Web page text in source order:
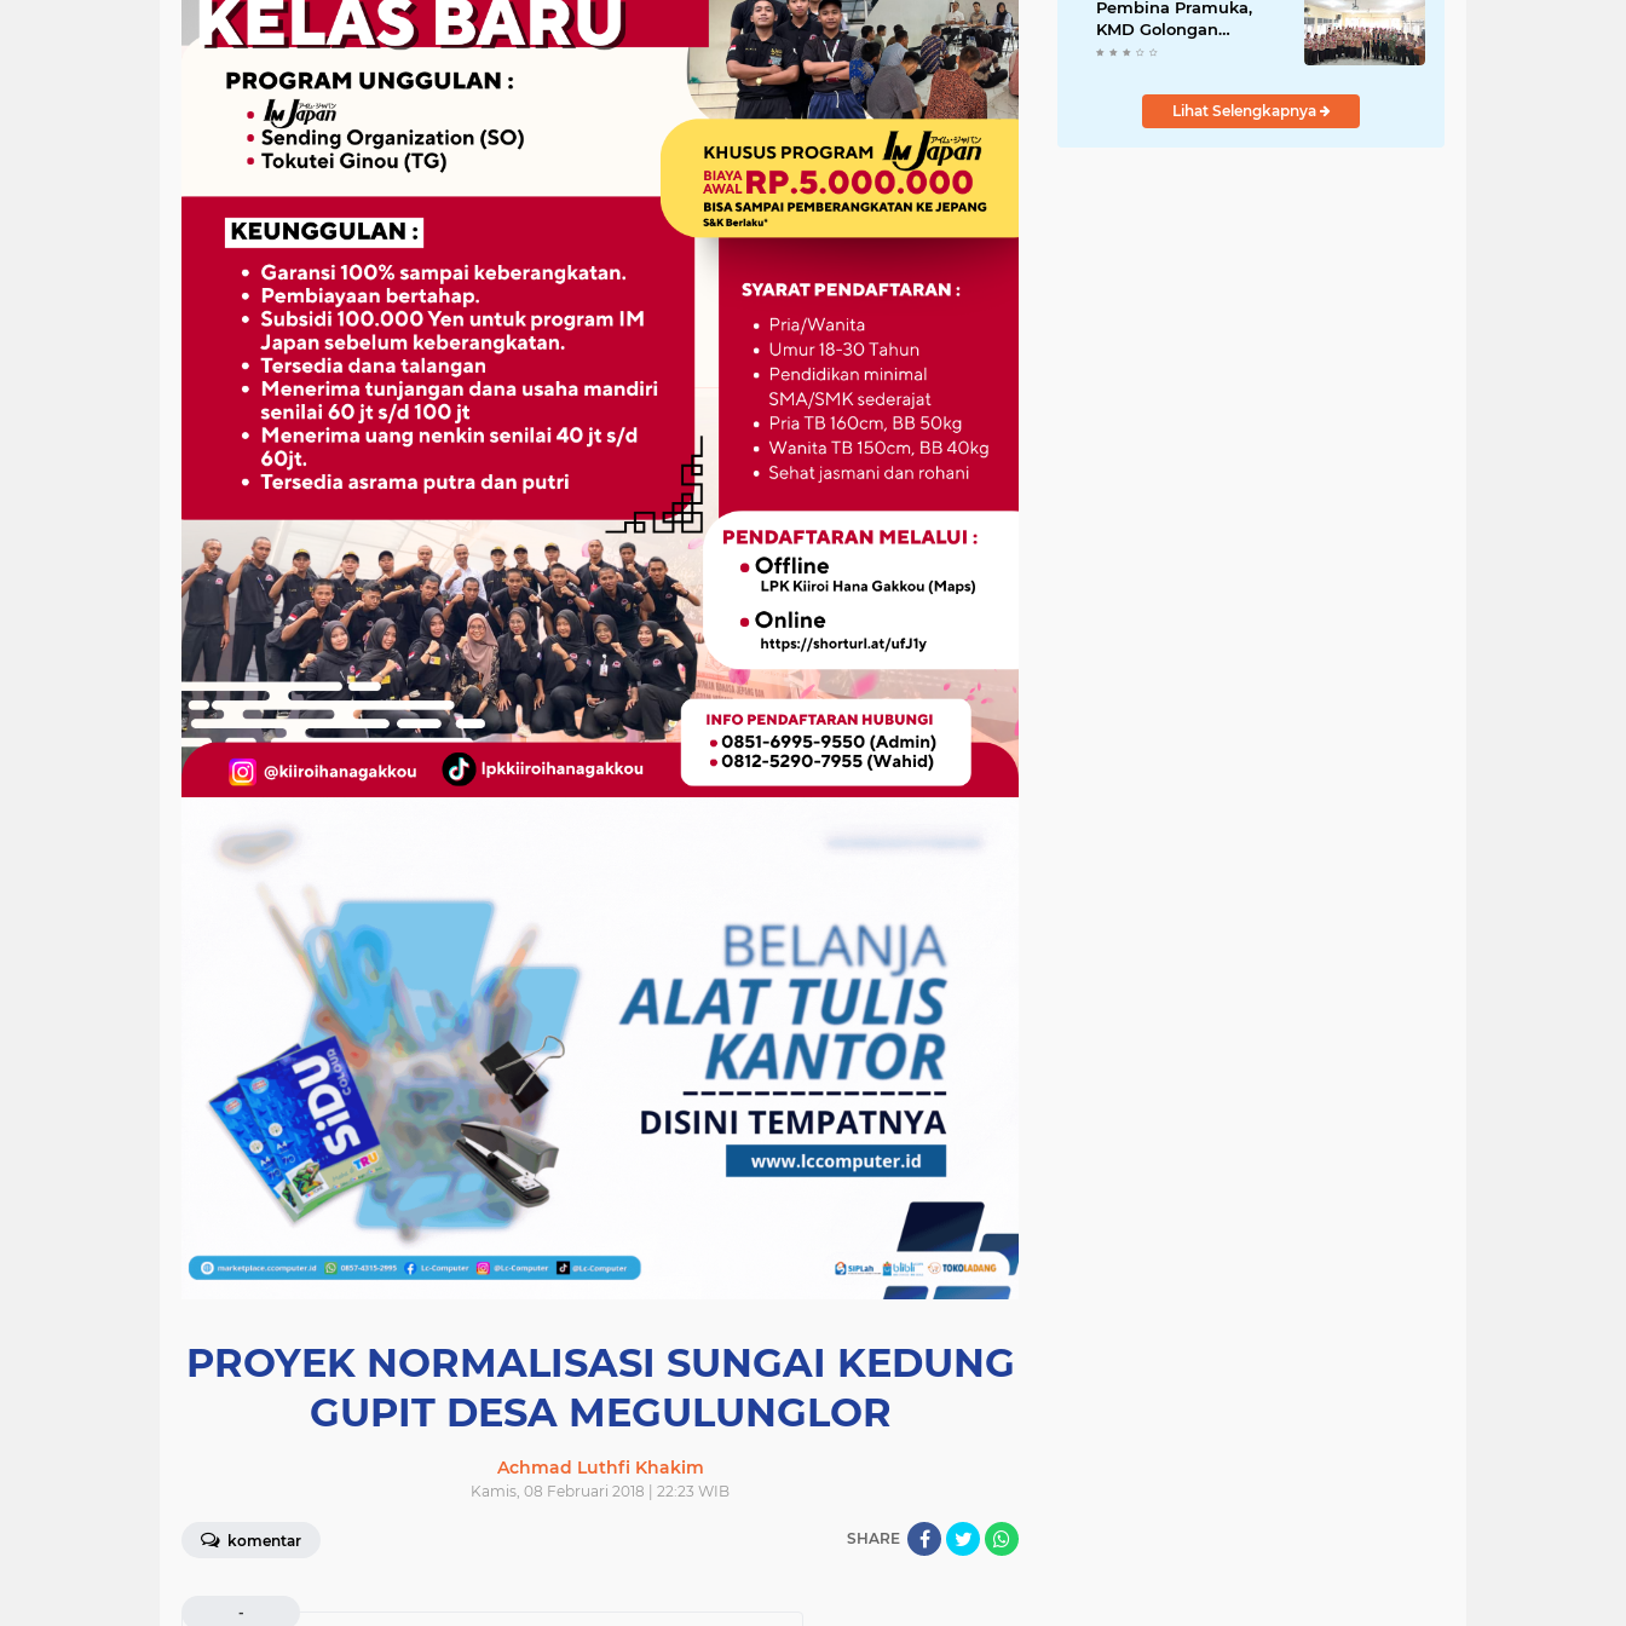
PROYEK NORMALISASI SUNGAI KEDUNG
GUPIT DESA MEGULUNGLOR
Achmad Luthfi Khakim
Kamis, 08 Februari 2018 | 22:23 WIB
komentar SHARE
-
DED
Pembina Pramuka,
KMD Golongan
Penggalang Pituruh
Lihat Selengkapnya